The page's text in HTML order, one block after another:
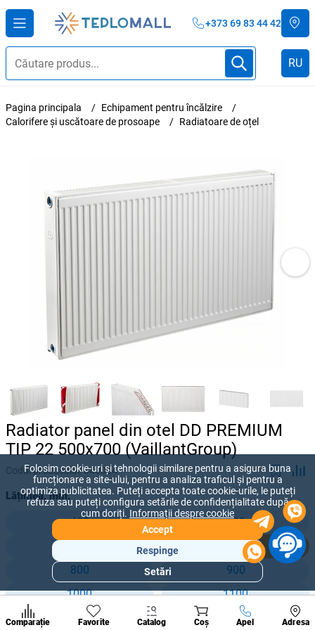
+373 69 83 44 42
RU
Pagina principala
Echipament pentru încălzire
Calorifere și uscătoare de prosoape
Radiatoare de oțel
Radiator panel din otel DD PREMIUM
TIP 22 500x700 (VaillantGroup)
Codul produsului:840024
Lățimea, mm:
400
500
700
800
900
1000
1100
1200
1300
Comparație Favorite Catalog Coș Apel Adresa
A suna
populare
de
Folosim cookie-uri și tehnologii similare pentru a asigura buna
funcționare a site-ului, pentru a analiza traficul și pentru a
optimiza publicitatea. Puteți accepta toate cookie-urile, le puteți
refuza sau puteți configura setările de confidențialitate după
cum doriți. Informații despre cookie
Accept
Respinge
Setări